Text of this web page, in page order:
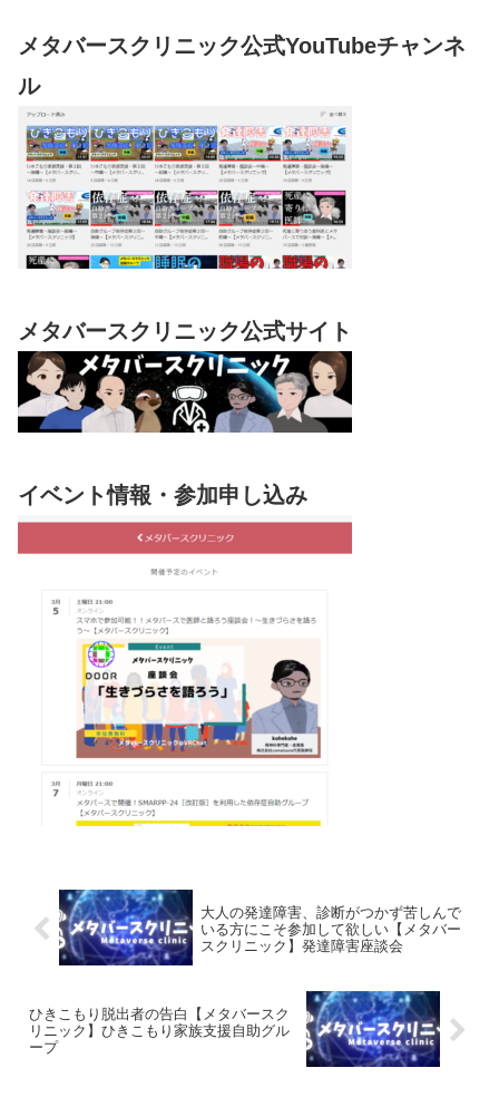
メタバースクリニック公式YouTubeチャンネ
ル
メタバースクリニック公式サイト
イベント情報・参加申し込み
大人の発達障害、診断がつかず苦しんで
いる方にこそ参加して欲しい【メタバー
スクリニック】発達障害座談会
ひきこもり脱出者の告白【メタバースク
リニック】ひきこもり家族支援自助グル
ープ